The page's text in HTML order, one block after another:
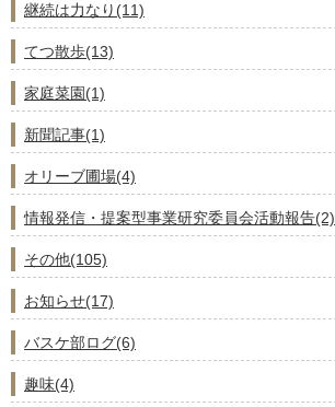
継続は力なり(11)
てつ散歩(13)
家庭菜園(1)
新聞記事(1)
オリーブ圃場(4)
情報発信・提案型事業研究委員会活動報告(2)
その他(105)
お知らせ(17)
バスケ部ログ(6)
趣味(4)